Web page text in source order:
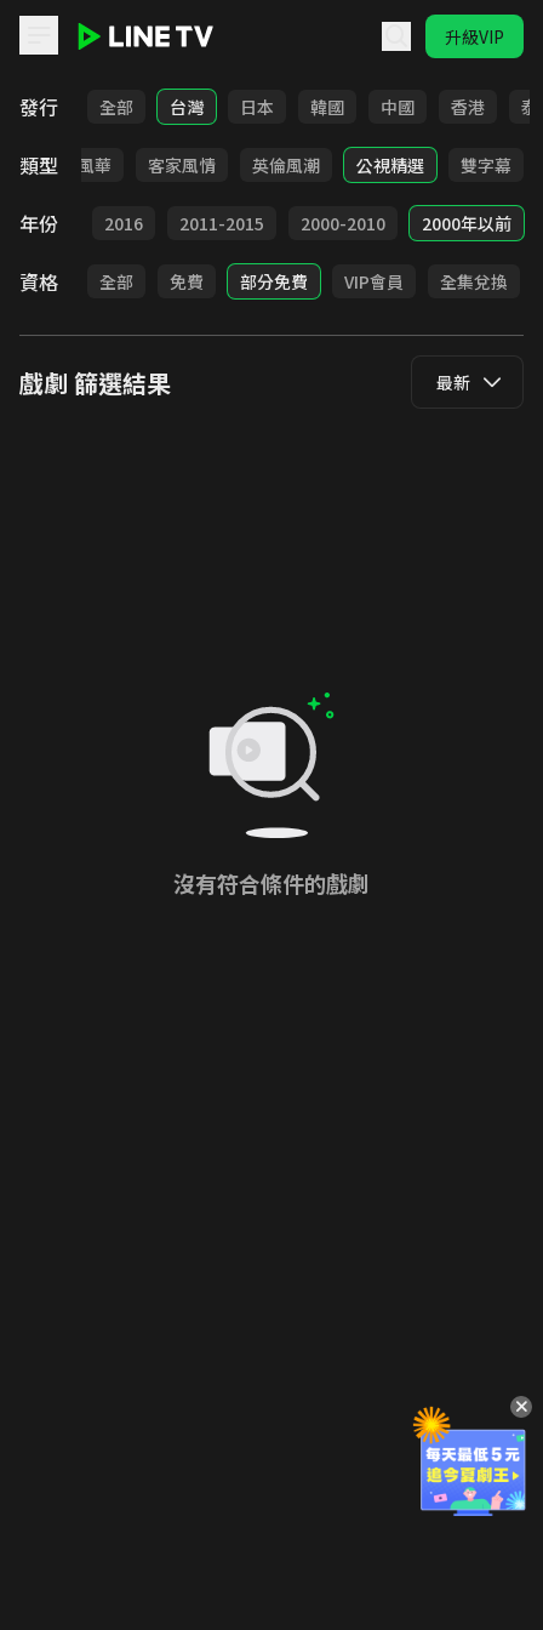
升級VIP
發行 全部 台灣 日本 韓國 中國 香港 泰
類型台語風華 客家風情 英倫風潮 公視精選 雙字幕
年份
2017 2016 2011-2015 2000-2010 2000年以前
資格 全部 免費 部分免費 VIP會員 全集兌換
戲劇 篩選結果 最新
沒有符合條件的戲劇